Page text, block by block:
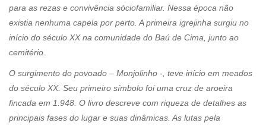
para as rezas e convivência sóciofamiliar. Nessa época não
existia nenhuma capela por perto. A primeira igrejinha surgiu no
início do século XX na comunidade do Baú de Cima, junto ao
cemitério.
O surgimento do povoado – Monjolinho -, teve início em meados
do século XX. Seu primeiro símbolo foi uma cruz de aroeira
fincada em 1.948. O livro descreve com riqueza de detalhes as
principais fases do lugar e suas dinâmicas. As lutas pela